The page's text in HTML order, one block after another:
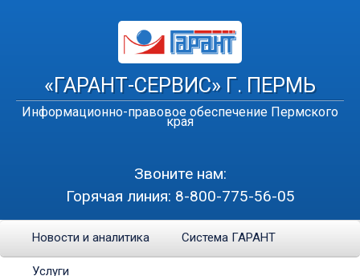
«ГАРАНТ-СЕРВИС» Г. ПЕРМЬ
Информационно-правовое обеспечение Пермского
края
Звоните нам:
Горячая линия: 8-800-775-56-05
Новости и аналитика Система ГАРАНТ
Услуги